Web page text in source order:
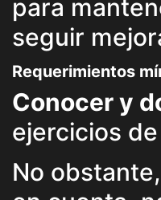
para
seguir
Requerimientos
Conocer y
ejercicios
No